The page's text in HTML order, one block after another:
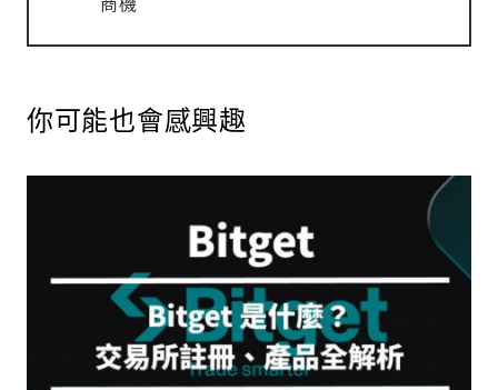
你可能也會感興趣